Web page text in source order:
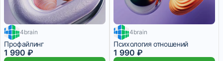
1 месяц
4brain
Профайлинг
1 990 ₽
4brain
Психология отношений
1 990 ₽